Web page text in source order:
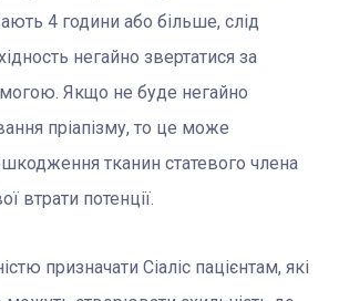
4 години або більше, слід
негайно звертатися за
Якщо не буде негайно
пріапізму, то це може
тканин статевого члена
втрати потенції.
призначати Сіаліс пацієнтам, які